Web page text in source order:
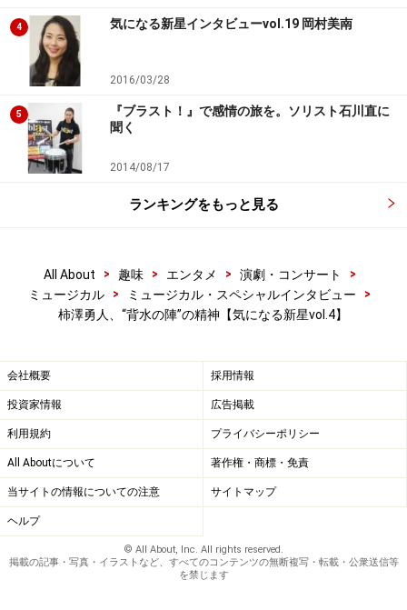
4 気になる新星インタビューvol.19 岡村美南
2016/03/28
5
『ブラスト！』で感情の旅を。ソリスト石川直に
聞く
2014/08/17
ランキングをもっと見る
All About > 趣味 > エンタメ > 演劇・コンサート
>
ミュージカル
> ミュージカル・スペシャルインタビュー
>
柿澤勇人、“背水の陣”の精神【気になる新星vol.4】
会社概要 採用情報
投資家情報 広告掲載
利用規約 プライバシーポリシー
All Aboutについて 著作権・商標・免責
当サイトの情報についての注意 サイトマップ
ヘルプ
© All About, Inc. All rights reserved.
掲載の記事・写真・イラストなど、すべてのコンテンツの無断複写・転載・公衆送信等
を禁じます